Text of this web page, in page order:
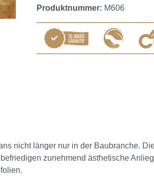
Produktnummer: M606
nicht länger nur in der Baubranche.
zunehmend ästhetische